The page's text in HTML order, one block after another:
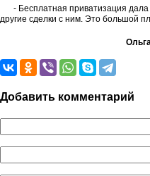
- Бесплатная приватизация
другие сделки с ним. Это большой
Ольга ЧУЛКОВА
Добавить комментарий